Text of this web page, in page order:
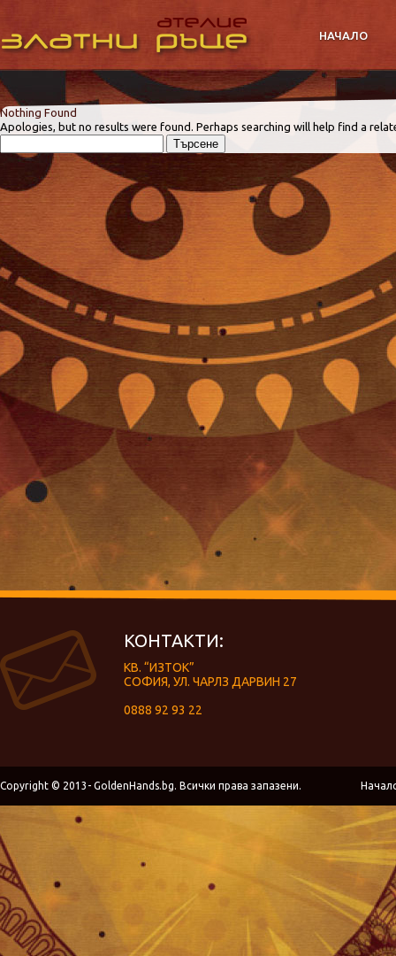
НАЧАЛО
Nothing Found
Apologies, but no results were found. Perhaps searching will help find a
за:
КОНТАКТИ:
КВ. “ИЗТОК”
СОФИЯ, УЛ. ЧАРЛЗ ДАРВИН 27
0888 92 93 22
Copyright © 2013- GoldenHands.bg. Всички права запазени.